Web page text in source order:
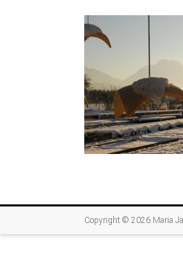
Copyright © 2026 Maria